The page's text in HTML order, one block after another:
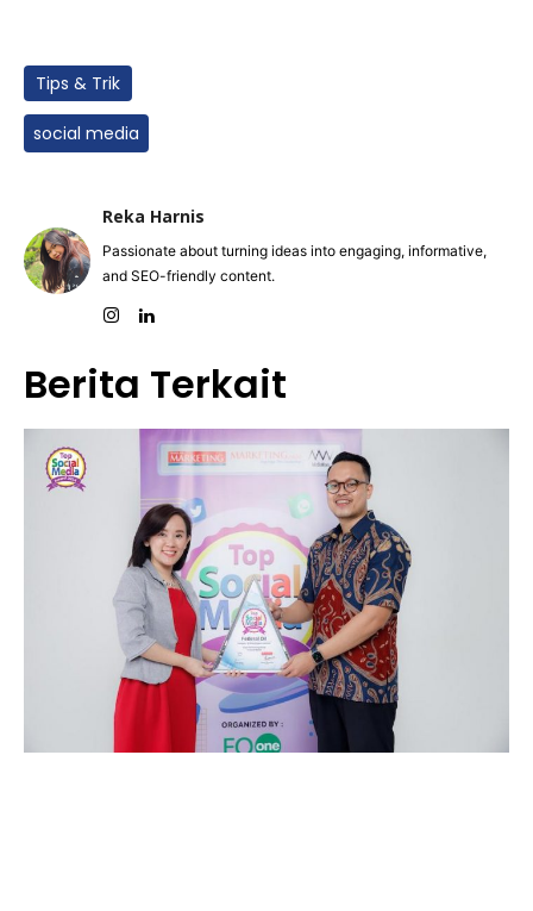
Tips & Trik
social media
Reka Harnis
Passionate about turning ideas into engaging, informative,
and SEO-friendly content.
Berita Terkait